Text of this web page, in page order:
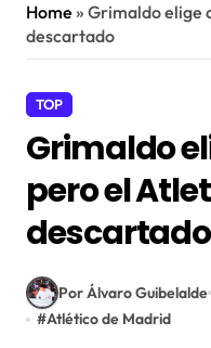
Home » Grimaldo elige
descartado
TOP
Grimaldo
pero el
descartado
Por Álvaro Guibelalde
#Atlético de Madrid